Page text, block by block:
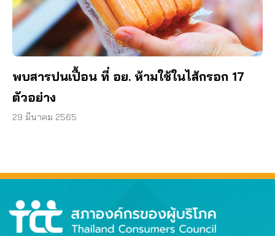
พบสารปนเปื้อน ที่ อย. ห้ามใช้ในไส้กรอก 17
ตัวอย่าง
29 มีนาคม 2565